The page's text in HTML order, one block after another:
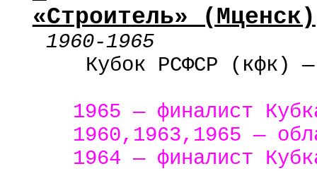
«Строитель» (Мценск)
1960-1965
Кубок РСФСР (кфк)
1965 — финалист
1960,1963,1965 —
1964 — финалист